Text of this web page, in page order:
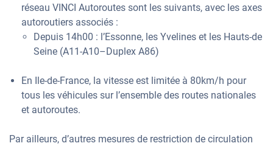
réseau VINCI Autoroutes sont les suivants, avec les axes
autoroutiers associés :
Depuis 14h00 : l’Essonne, les Yvelines et les Hauts-de
Seine (A11-A10–Duplex A86)
En Ile-de-France, la vitesse est limitée à 80km/h pour
tous les véhicules sur l’ensemble des routes nationales
et autoroutes.
Par ailleurs, d’autres mesures de restriction de circulation